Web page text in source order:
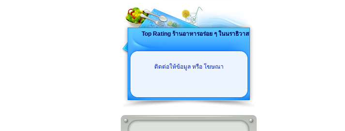
Top Rating ร้านอาหารอร่อย ๆ ในนราธิวาส
ติดต่อให้ข้อมูล หรือ โฆษณา